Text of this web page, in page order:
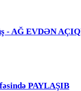
- AĞ EVDƏN
PAYLAŞIB